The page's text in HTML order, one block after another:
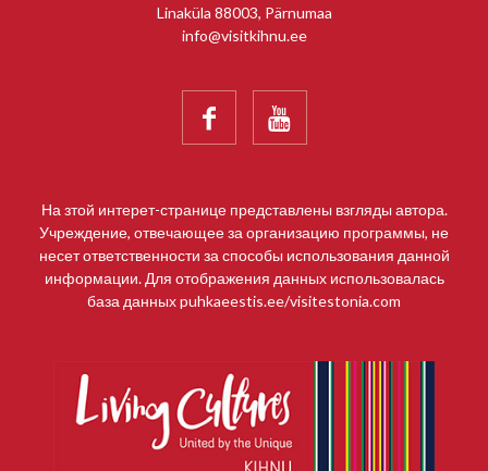
Linaküla 88003, Pärnumaa
info@visitkihnu.ee
 
На зтой интерет-странице представлены взгляды автора.
Учреждение, отвечающее за организацию программы, не
несет ответственности за способы использования данной
информации. Для отображения данных использовалась
база данных puhkaeestis.ee/visitestonia.com